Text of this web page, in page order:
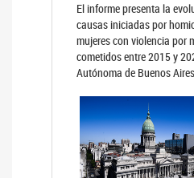
El informe presenta la
causas iniciadas por
mujeres con violencia por
cometidos entre 2015 y
Autónoma de Buenos